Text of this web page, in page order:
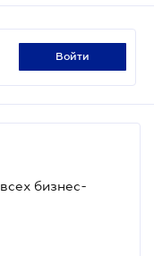
войти
бизнес-